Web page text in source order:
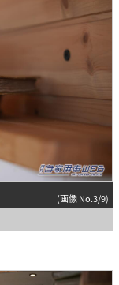
(画像 No.3/9)